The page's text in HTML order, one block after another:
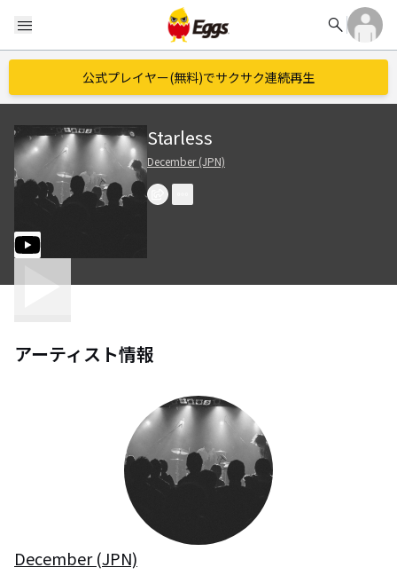
menu search
公式プレイヤー(無料)でサクサク連続再生
Starless
December (JPN)
アーティスト情報
December (JPN)